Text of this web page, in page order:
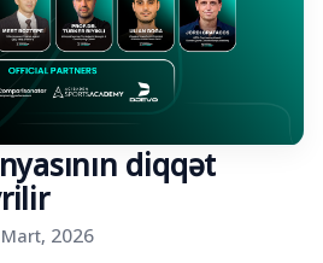
diqqət
2026